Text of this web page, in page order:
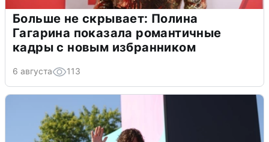
Больше не скрывает: Полина
Гагарина показала романтичные
кадры с новым избранником
6 августа 113